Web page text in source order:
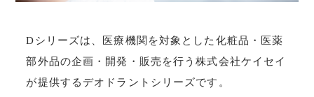
Dシリーズは、医療機関を対象とした化粧品・医薬
部外品の企画・開発・販売を行う株式会社ケイセイ
が提供するデオドラントシリーズです。